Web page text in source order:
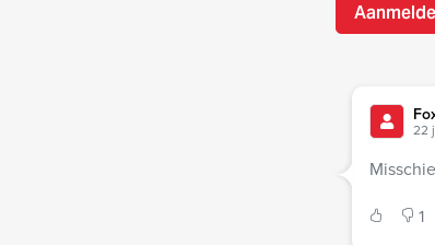
22
1